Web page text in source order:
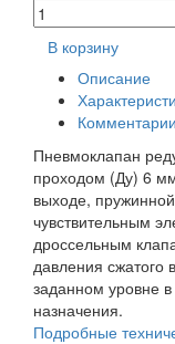
В корзину
Описание
Комментарии
Пневмоклапан
проходом (Ду) 6
выходе,
чувствительным
дроссельным
давления сжатого
заданном уровне
назначения.
Подробные